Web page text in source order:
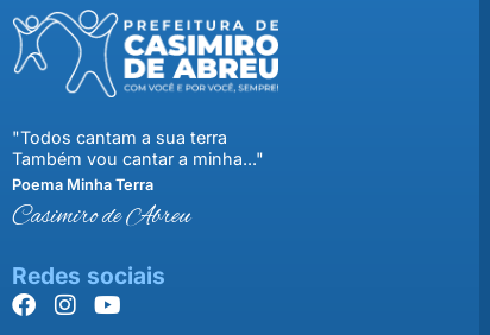
"Todos cantam a sua terra
Também vou cantar a minha..."
Poema Minha Terra
Casimiro de Abreu
Redes sociais